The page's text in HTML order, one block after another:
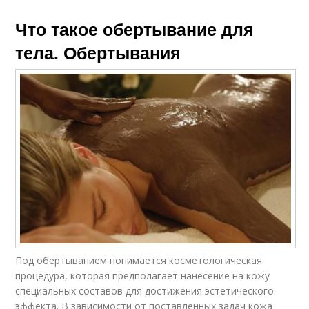
Что такое обертывание для
тела. Обертывания
Под обертыванием понимается косметологическая
процедура, которая предполагает нанесение на кожу
специальных составов для достижения эстетического
эффекта. В зависимости от поставленных задач кожа